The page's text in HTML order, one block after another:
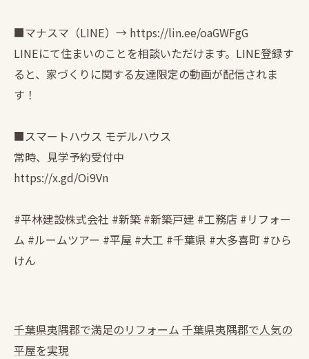
■マナスマ（LINE）→ https://lin.ee/oaGWFgG
LINEにて住まいのことを相談いただけます。LINE登録す
ると、家づくりに関する友達限定の動画が配信されま
す！
■スマートハウス モデルハウス
常時、見学予約受付中
https://x.gd/Oi9Vn
#平林建設株式会社 #新築 #新築戸建 #工務店 #リフォー
ム #ルームツアー #平屋 #大工 #千葉県 #大多喜町 #ひら
けん
千葉県夷隅郡で満足のリフォーム 千葉県夷隅郡で人気の
平屋を実現